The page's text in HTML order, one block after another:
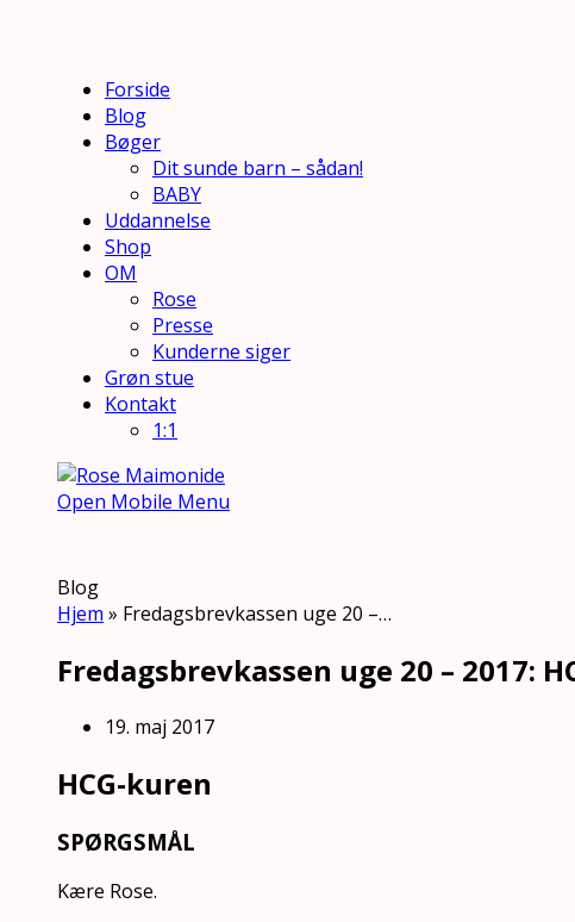
Forside
Blog
Bøger
Dit sunde barn – sådan!
BABY
Uddannelse
Shop
OM
Rose
Presse
Kunderne siger
Grøn stue
Kontakt
1:1
Open Mobile Menu
Blog
Hjem » Fredagsbrevkassen uge 20 –…
Fredagsbrevkassen uge 20 – 2017:
19. maj 2017
HCG-kuren
SPØRGSMÅL
Kære Rose.